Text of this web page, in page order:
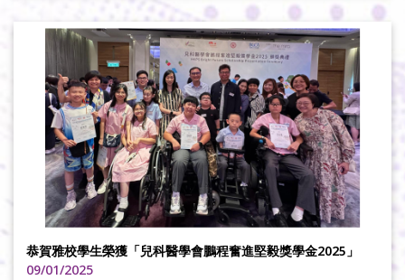
恭賀雅校學生榮獲「兒科醫學會鵬程奮進堅毅獎學金2025」
09/01/2025